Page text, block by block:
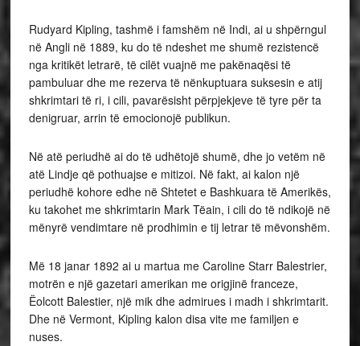
Rudyard Kipling, tashmë i famshëm në Indi, ai u shpërngul
në Angli në 1889, ku do të ndeshet me shumë rezistencë
nga kritikët letrarë, të cilët vuajnë me pakënaqësi të
pambuluar dhe me rezerva të nënkuptuara suksesin e atij
shkrimtari të ri, i cili, pavarësisht përpjekjeve të tyre për ta
denigruar, arrin të emocionojë publikun.
Në atë periudhë ai do të udhëtojë shumë, dhe jo vetëm në
atë Lindje që pothuajse e mitizoi. Në fakt, ai kalon një
periudhë kohore edhe në Shtetet e Bashkuara të Amerikës,
ku takohet me shkrimtarin Mark Tëain, i cili do të ndikojë në
mënyrë vendimtare në prodhimin e tij letrar të mëvonshëm.
Më 18 janar 1892 ai u martua me Caroline Starr Balestrier,
motrën e një gazetari amerikan me origjinë franceze,
Ëolcott Balestier, një mik dhe admirues i madh i shkrimtarit.
Dhe në Vermont, Kipling kalon disa vite me familjen e
nuses.